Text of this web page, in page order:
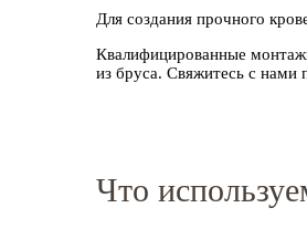
Для создания прочного
Квалифицированные
из бруса. Свяжитесь с нами
Что